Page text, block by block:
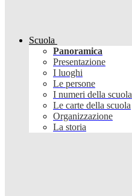
Scuola
Panoramica
Presentazione
I luoghi
Le persone
I numeri della scuola
Le carte della scuola
Organizzazione
La storia